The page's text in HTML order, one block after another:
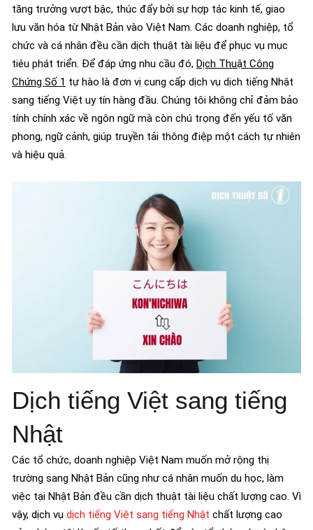
tăng trưởng vượt bậc, thúc đẩy bởi sự hợp tác kinh tế, giao
lưu văn hóa từ Nhật Bản vào Việt Nam. Các doanh nghiệp, tổ
chức và cá nhân đều cần dịch thuật tài liệu để phục vụ mục
tiêu phát triển. Để đáp ứng nhu cầu đó, Dịch Thuật Công
Chứng Số 1 tự hào là đơn vị cung cấp dịch vụ dịch tiếng Nhật
sang tiếng Việt uy tín hàng đầu. Chúng tôi không chỉ đảm bảo
tính chính xác về ngôn ngữ mà còn chú trọng đến yếu tố văn
phong, ngữ cảnh, giúp truyền tải thông điệp một cách tự nhiên
và hiệu quả.
Dịch tiếng Việt sang tiếng
Nhật
Các tổ chức, doanh nghiệp Việt Nam muốn mở rộng thị
trường sang Nhật Bản cũng như cá nhân muốn du học, làm
việc tại Nhật Bản đều cần dịch thuật tài liệu chất lượng cao. Vì
vậy, dịch vụ dịch tiếng Việt sang tiếng Nhật chất lượng cao